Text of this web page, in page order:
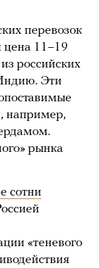
перевозок
цена 11–19
российских
Эти
например,
рынка
сотни
«теневого